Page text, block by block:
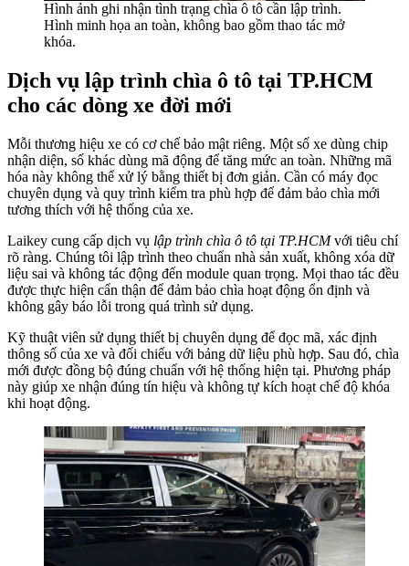
Hình ảnh ghi nhận tình trạng chìa ô tô cần lập trình.
Hình minh họa an toàn, không bao gồm thao tác mở
khóa.
Dịch vụ lập trình chìa ô tô tại TP.HCM
cho các dòng xe đời mới
Mỗi thương hiệu xe có cơ chế bảo mật riêng. Một số xe dùng chip
nhận diện, số khác dùng mã động để tăng mức an toàn. Những mã
hóa này không thể xử lý bằng thiết bị đơn giản. Cần có máy đọc
chuyên dụng và quy trình kiểm tra phù hợp để đảm bảo chìa mới
tương thích với hệ thống của xe.
Laikey cung cấp dịch vụ lập trình chìa ô tô tại TP.HCMvới tiêu chí
rõ ràng. Chúng tôi lập trình theo chuẩn nhà sản xuất, không xóa dữ
liệu sai và không tác động đến module quan trọng. Mọi thao tác đều
được thực hiện cẩn thận để đảm bảo chìa hoạt động ổn định và
không gây báo lỗi trong quá trình sử dụng.
Kỹ thuật viên sử dụng thiết bị chuyên dụng để đọc mã, xác định
thông số của xe và đối chiếu với bảng dữ liệu phù hợp. Sau đó, chìa
mới được đồng bộ đúng chuẩn với hệ thống hiện tại. Phương pháp
này giúp xe nhận đúng tín hiệu và không tự kích hoạt chế độ khóa
khi hoạt động.